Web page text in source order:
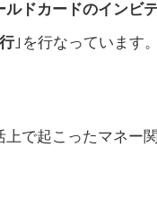
ルドカードのインビ
｣を行なっています。
で起こったマネー